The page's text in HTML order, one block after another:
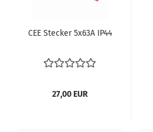
CEE Ste­cker 5x63A IP44
27,00 EUR